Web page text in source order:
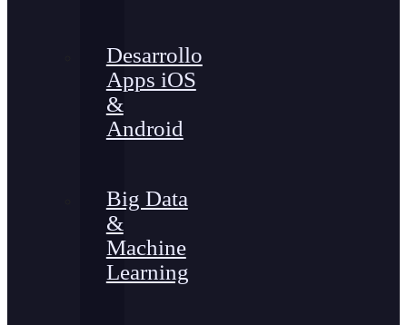
Desarrollo
Apps iOS
&
Android
Big Data
&
Machine
Learning